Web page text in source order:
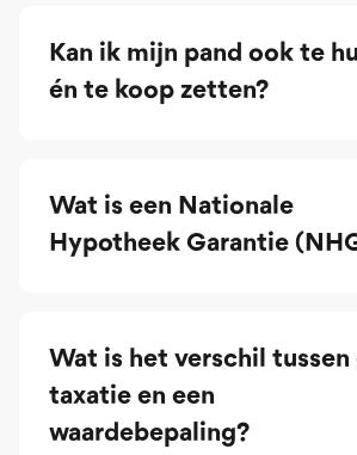
Kan ik mijn pand ook te
én te koop zetten?
Wat is een Nationale
Hypotheek Garantie
Wat is het verschil tussen
taxatie en een
waardebepaling?